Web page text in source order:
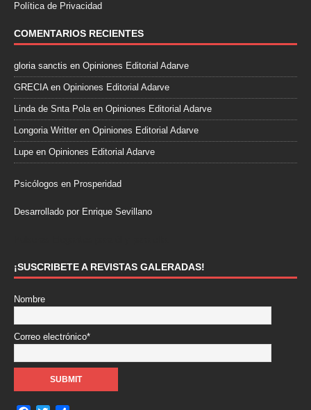
Política de Privacidad
COMENTARIOS RECIENTES
gloria sanctis en Opiniones Editorial Adarve
GRECIAen Opiniones Editorial Adarve
Linda de Snta Polaen Opiniones Editorial Adarve
Longoria Writter en Opiniones Editorial Adarve
Lupe en Opiniones Editorial Adarve
Psicólogos en Prosperidad
Desarrollado por Enrique Sevillano
¡SUSCRIBETE A REVISTAS GALERADAS!
Nombre
Correo electrónico*